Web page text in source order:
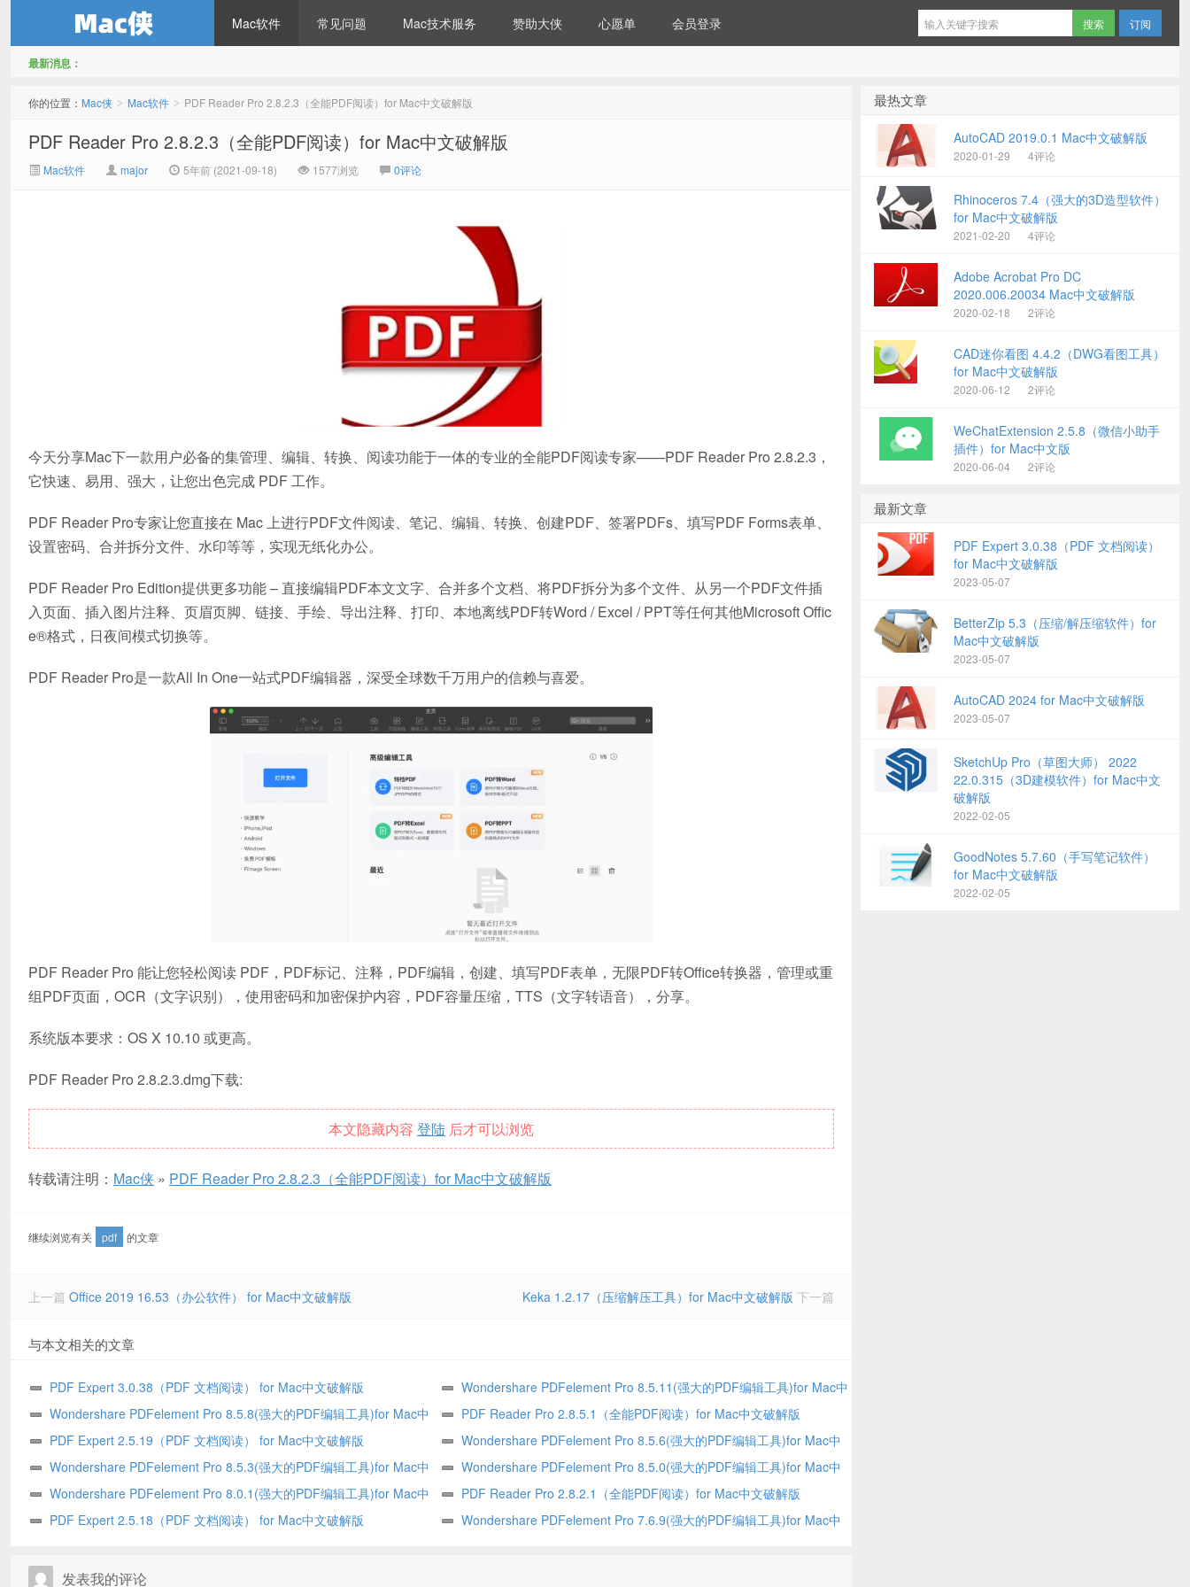
Mac软件 常见问题 Mac技术服务 赞助大侠 心愿单 会员登录 订阅
最新消息：
你的位置： Mac侠 > Mac软件 > PDF Reader Pro 2.8.2.3（全能PDF阅读）for Mac中文破解版
PDF Reader Pro 2.8.2.3（全能PDF阅读）for Mac中文破解版
Mac软件 major 5年前 (2021-09-18) 1577浏览 0评论
今天分享Mac下一款用户必备的集管理、编辑、转换、阅读功能于一体的专业的全能PDF阅读专家——PDF Reader Pro 2.8.2.3，
它快速、易用、强大，让您出色完成 PDF 工作。
PDF Reader Pro专家让您直接在 Mac 上进行PDF文件阅读、笔记、编辑、转换、创建PDF、签署PDFs、填写PDF Forms表单、
设置密码、合并拆分文件、水印等等，实现无纸化办公。
PDF Reader Pro Edition提供更多功能 – 直接编辑PDF本文文字、合并多个文档、将PDF拆分为多个文件、从另一个PDF文件插
入页面、插入图片注释、页眉页脚、链接、手绘、导出注释、打印、本地离线PDF转Word / Excel / PPT等任何其他Microsoft Offic
e®格式，日夜间模式切换等。
PDF Reader Pro是一款All In One一站式PDF编辑器，深受全球数千万用户的信赖与喜爱。
PDF Reader Pro 能让您轻松阅读 PDF，PDF标记、注释，PDF编辑，创建、填写PDF表单，无限PDF转Office转换器，管理或重
组PDF页面，OCR（文字识别），使用密码和加密保护内容，PDF容量压缩，TTS（文字转语音），分享。
系统版本要求：OS X 10.10 或更高。
PDF Reader Pro 2.8.2.3.dmg下载:
本文隐藏内容 登陆 后才可以浏览
转载请注明： Mac侠 » PDF Reader Pro 2.8.2.3（全能PDF阅读）for Mac中文破解版
继续浏览有关 pdf 的文章
上一篇 Office 2019 16.53（办公软件） for Mac中文破解版 Keka 1.2.17（压缩解压工具）for Mac中文破解版 下一篇
与本文相关的文章
PDF Expert 3.0.38（PDF 文档阅读） for Mac中文破解版
Wondershare PDFelement Pro 8.5.11(强大的PDF编辑工具)for Mac中
文破解版
Wondershare PDFelement Pro 8.5.8(强大的PDF编辑工具)for Mac中
文破解版
PDF Reader Pro 2.8.5.1（全能PDF阅读）for Mac中文破解版
PDF Expert 2.5.19（PDF 文档阅读） for Mac中文破解版
Wondershare PDFelement Pro 8.5.6(强大的PDF编辑工具)for Mac中
文破解版
Wondershare PDFelement Pro 8.5.3(强大的PDF编辑工具)for Mac中
文破解版
Wondershare PDFelement Pro 8.5.0(强大的PDF编辑工具)for Mac中
文破解版
Wondershare PDFelement Pro 8.0.1(强大的PDF编辑工具)for Mac中
文破解版
PDF Reader Pro 2.8.2.1（全能PDF阅读）for Mac中文破解版
PDF Expert 2.5.18（PDF 文档阅读） for Mac中文破解版
Wondershare PDFelement Pro 7.6.9(强大的PDF编辑工具)for Mac中
发表我的评论
最热文章
AutoCAD 2019.0.1 Mac中文破解版
2020-01-29 4评论
Rhinoceros 7.4（强大的3D造型软件）
for Mac中文破解版
2021-02-20 4评论
Adobe Acrobat Pro DC
2020.006.20034 Mac中文破解版
2020-02-18 2评论
CAD迷你看图 4.4.2（DWG看图工具）
for Mac中文破解版
2020-06-12 2评论
WeChatExtension 2.5.8（微信小助手
插件）for Mac中文版
2020-06-04 2评论
最新文章
PDF Expert 3.0.38（PDF 文档阅读）
for Mac中文破解版
2023-05-07
BetterZip 5.3（压缩/解压缩软件）for
Mac中文破解版
2023-05-07
AutoCAD 2024 for Mac中文破解版
2023-05-07
SketchUp Pro（草图大师） 2022
22.0.315（3D建模软件）for Mac中文
破解版
2022-02-05
GoodNotes 5.7.60（手写笔记软件）
for Mac中文破解版
2022-02-05